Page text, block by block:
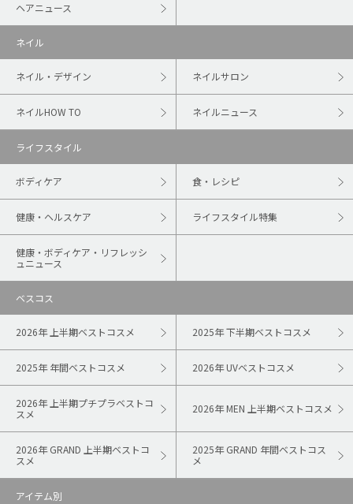
ヘアニュース
ネイル
ネイル・デザイン ネイルサロン
ネイルHOW TO ネイルニュース
ライフスタイル
ボディケア 食・レシピ
健康・ヘルスケア ライフスタイル特集
健康・ボディケア・リフレッシ
ュニュース
ベスコス
2026年 上半期ベストコスメ 2025年 下半期ベストコスメ
2025年 年間ベストコスメ 2026年 UVベストコスメ
2026年 上半期プチプラベストコ
スメ
2026年 MEN 上半期ベストコスメ
2026年 GRAND 上半期ベストコ
スメ
2025年 GRAND 年間ベストコス
メ
アイテム別